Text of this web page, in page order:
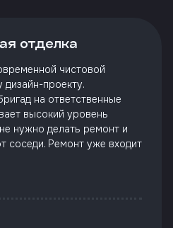
отделка
чистовой
дизайн-проекту.
на ответственные
высокий уровень
нужно делать ремонт и
соседи. Ремонт уже входит